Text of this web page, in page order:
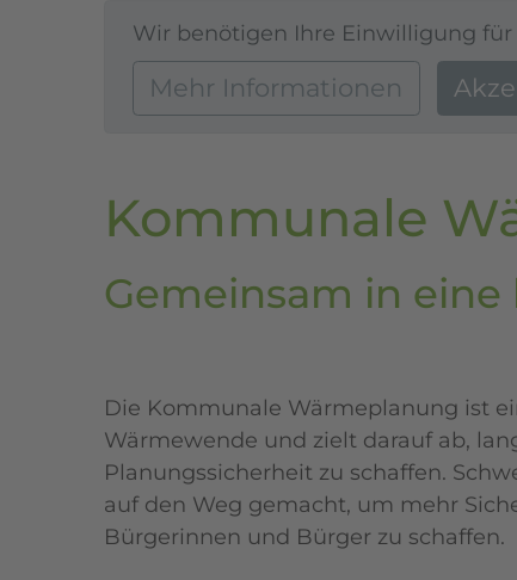
Wir benötigen Ihre Einwilligung für
Mehr Informationen
Kommunale
Gemeinsam in
Die Kommunale Wärmeplanung ist
Wärmewende und zielt darauf ab,
Planungssicherheit zu schaffen.
auf den Weg gemacht, um mehr
Bürgerinnen und Bürger zu schaffen.